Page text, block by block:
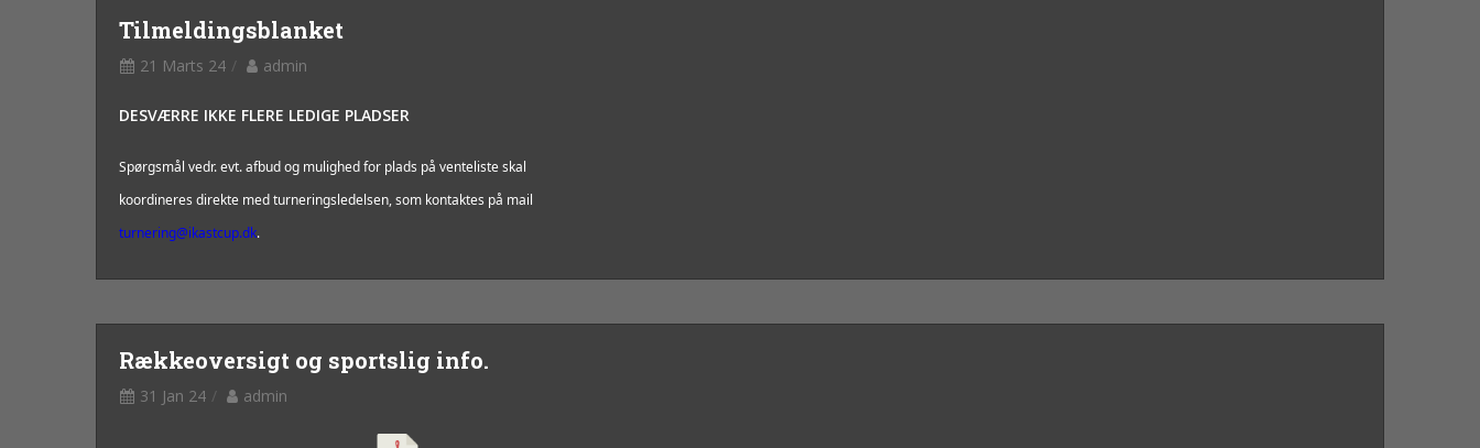
Tilmeldingsblanket
21 Marts 24 admin
DESVÆRRE IKKE FLERE LEDIGE PLADSER
Spørgsmål vedr. evt. afbud og mulighed for plads på venteliste skal
koordineres direkte med turneringsledelsen, som kontaktes på mail
turnering@ikastcup.dk.
Rækkeoversigt og sportslig info.
31 Jan 24 admin